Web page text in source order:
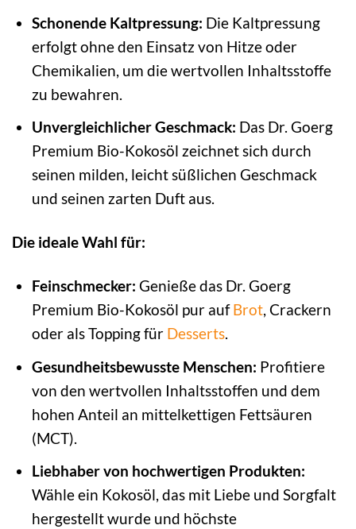
Schonende Kaltpressung: Die Kaltpressung
erfolgt ohne den Einsatz von Hitze oder
Chemikalien, um die wertvollen Inhaltsstoffe
zu bewahren.
Unvergleichlicher Geschmack: Das Dr. Goerg
Premium Bio-Kokosöl zeichnet sich durch
seinen milden, leicht süßlichen Geschmack
und seinen zarten Duft aus.
Die ideale Wahl für:
Feinschmecker: Genieße das Dr. Goerg
Premium Bio-Kokosöl pur aufBrot, Crackern
oder als Topping für Desserts.
Gesundheitsbewusste Menschen: Profitiere
von den wertvollen Inhaltsstoffen und dem
hohen Anteil an mittelkettigen Fettsäuren
(MCT).
Liebhaber von hochwertigen Produkten:
Wähle ein Kokosöl, das mit Liebe und Sorgfalt
hergestellt wurde und höchste